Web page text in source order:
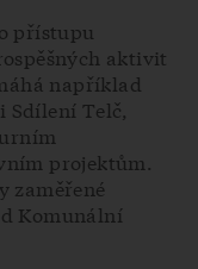
přístupu
aktivit
například
Telč,
projektům.
zaměřené
Komunální